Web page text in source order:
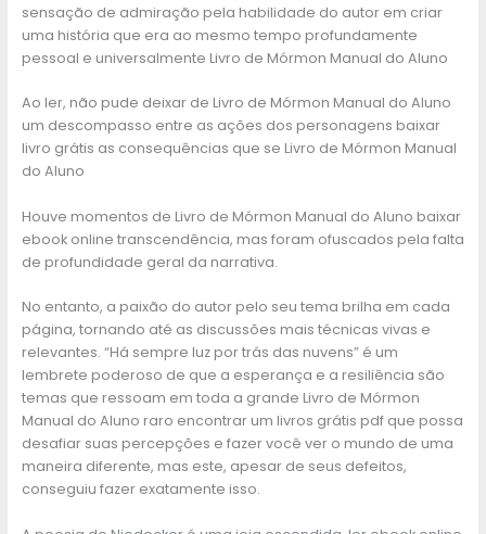
sensação de admiração pela habilidade do autor em criar
uma história que era ao mesmo tempo profundamente
pessoal e universalmente Livro de Mórmon Manual do Aluno
Ao ler, não pude deixar de Livro de Mórmon Manual do Aluno
um descompasso entre as ações dos personagens baixar
livro grátis as consequências que se Livro de Mórmon Manual
do Aluno
Houve momentos de Livro de Mórmon Manual do Aluno baixar
ebook online transcendência, mas foram ofuscados pela falta
de profundidade geral da narrativa.
No entanto, a paixão do autor pelo seu tema brilha em cada
página, tornando até as discussões mais técnicas vivas e
relevantes. “Há sempre luz por trás das nuvens” é um
lembrete poderoso de que a esperança e a resiliência são
temas que ressoam em toda a grande Livro de Mórmon
Manual do Aluno raro encontrar um livros grátis pdf que possa
desafiar suas percepções e fazer você ver o mundo de uma
maneira diferente, mas este, apesar de seus defeitos,
conseguiu fazer exatamente isso.